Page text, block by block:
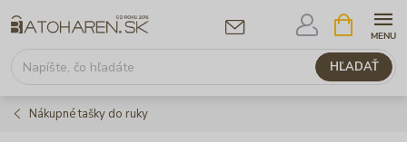
na
HĽADAŤ
NÁKUPNÝ
KOŠÍK
Nákupné tašky do ruky